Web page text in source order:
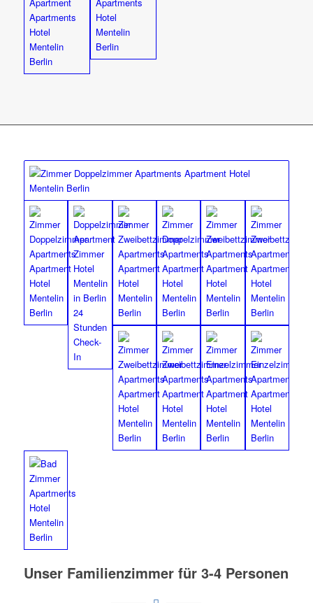
Unser Familienzimmer für 3-4 Personen